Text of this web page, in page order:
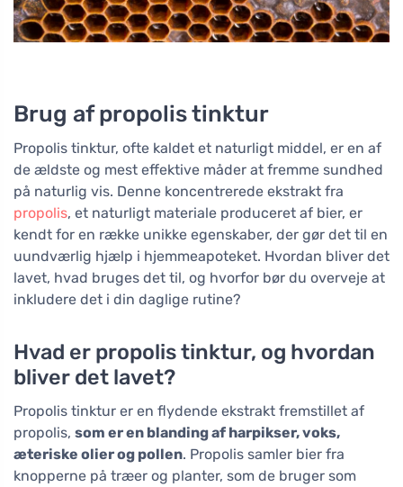
Brug af propolis tinktur
Propolis tinktur, ofte kaldet et naturligt middel, er en af
de ældste og mest effektive måder at fremme sundhed
på naturlig vis. Denne koncentrerede ekstrakt fra
propolis, et naturligt materiale produceret af bier, er
kendt for en række unikke egenskaber, der gør det til en
uundværlig hjælp i hjemmeapoteket. Hvordan bliver det
lavet, hvad bruges det til, og hvorfor bør du overveje at
inkludere det i din daglige rutine?
Hvad er propolis tinktur, og hvordan
bliver det lavet?
Propolis tinktur er en flydende ekstrakt fremstillet af
propolis, som er en blanding af harpikser, voks,
æteriske olier og pollen. Propolis samler bier fra
knopperne på træer og planter, som de bruger som